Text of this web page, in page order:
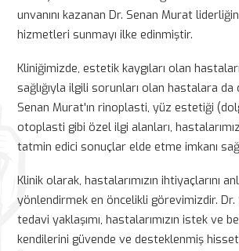
Dr. Senan Murat Estetik ve Kulak
kulak burun boğaz alanında
2018 yılında Kulak Burun Boğaz
unvanını kazanan Dr. Senan Murat
hizmetleri sunmayı ilke edinmiştir.
Kliniğimizde, estetik kaygıları olan
sağlığıyla ilgili sorunları olan
Senan Murat'ın rinoplasti, yüz
otoplasti gibi özel ilgi alanları,
tatmin edici sonuçlar elde etme